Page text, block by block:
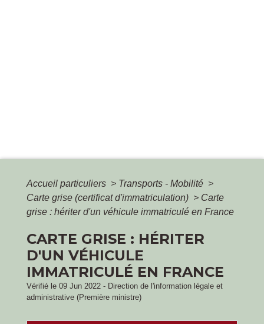
Accueil particuliers > Transports - Mobilité >
Carte grise (certificat d'immatriculation) > Carte
grise : hériter d'un véhicule immatriculé en France
CARTE GRISE : HÉRITER
D'UN VÉHICULE
IMMATRICULÉ EN FRANCE
Vérifié le 09 Jun 2022 - Direction de l'information légale et
administrative (Première ministre)